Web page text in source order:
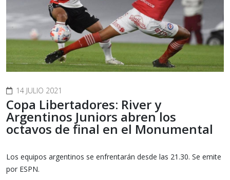
14 JULIO 2021
Copa Libertadores: River y
Argentinos Juniors abren los
octavos de final en el Monumental
Los equipos argentinos se enfrentarán desde las 21.30. Se emite
por ESPN.